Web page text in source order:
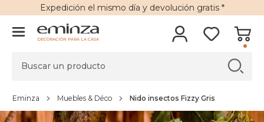
Expedición el mismo día y devolución gratis*
DECORACIÓN PARA LA CASA
Eminza Muebles & Déco Nido insectos Fizzy Gris